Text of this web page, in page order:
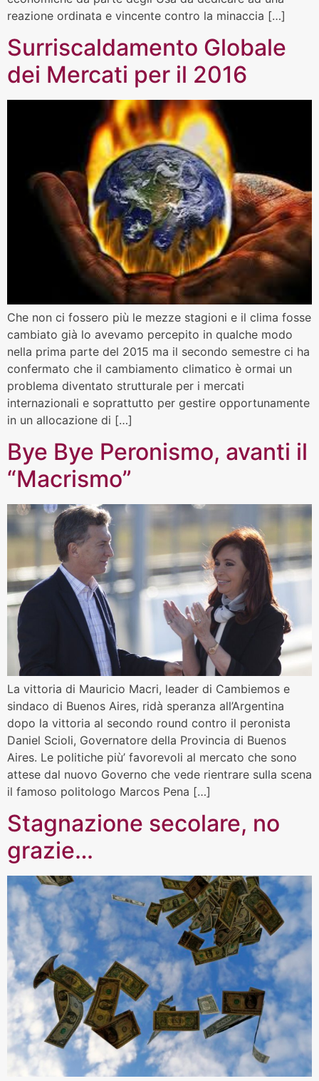
reazione ordinata e vincente contro la minaccia […]
Surriscaldamento Globale
dei Mercati per il 2016
Che non ci fossero più le mezze stagioni e il clima fosse
cambiato già lo avevamo percepito in qualche modo
nella prima parte del 2015 ma il secondo semestre ci ha
confermato che il cambiamento climatico è ormai un
problema diventato strutturale per i mercati
internazionali e soprattutto per gestire opportunamente
in un allocazione di […]
Bye Bye Peronismo, avanti il
“Macrismo”
La vittoria di Mauricio Macri, leader di Cambiemos e
sindaco di Buenos Aires, ridà speranza all’Argentina
dopo la vittoria al secondo round contro il peronista
Daniel Scioli, Governatore della Provincia di Buenos
Aires. Le politiche più’ favorevoli al mercato che sono
attese dal nuovo Governo che vede rientrare sulla scena
il famoso politologo Marcos Pena […]
Stagnazione secolare, no
grazie…